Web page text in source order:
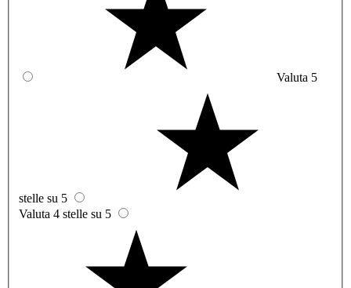
Valuta 5
stelle su 5
Valuta 4 stelle su 5